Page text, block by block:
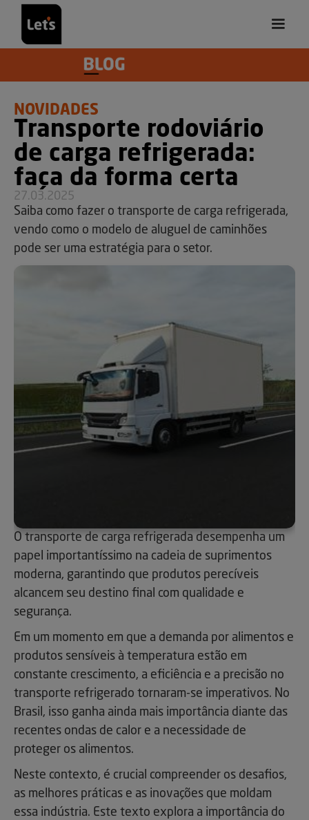
NOVIDADES
Transporte rodoviário
de carga refrigerada:
faça da forma certa
27.03.2025
Saiba como fazer o transporte de carga refrigerada,
vendo como o modelo de aluguel de caminhões
pode ser uma estratégia para o setor.
O transporte de carga refrigerada desempenha um
papel importantíssimo na cadeia de suprimentos
moderna, garantindo que produtos perecíveis
alcancem seu destino final com qualidade e
segurança.
Em um momento em que a demanda por alimentos e
produtos sensíveis à temperatura estão em
constante crescimento, a eficiência e a precisão no
transporte refrigerado tornaram-se imperativos. No
Brasil, isso ganha ainda mais importância diante das
recentes ondas de calor e a necessidade de
proteger os alimentos.
Neste contexto, é crucial compreender os desafios,
as melhores práticas e as inovações que moldam
essa indústria. Este texto explora a importância do